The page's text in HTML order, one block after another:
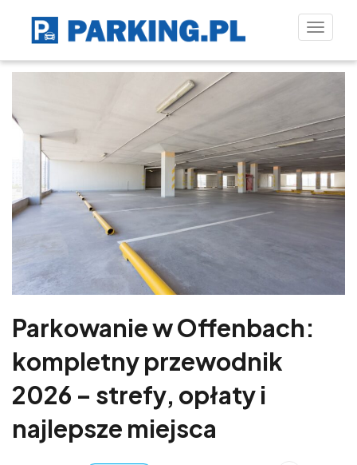
Toggle
Parkowanie w Offenbach:
kompletny przewodnik
2026 – strefy, opłaty i
najlepsze miejsca